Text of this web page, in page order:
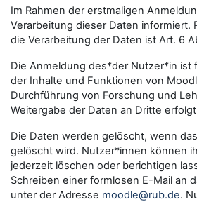
Im Rahmen der erstmaligen
Verarbeitung dieser Daten informiert.
die Verarbeitung der Daten ist Art. 6
Die Anmeldung des*der Nutzer*in ist
der Inhalte und Funktionen von
Durchführung von Forschung und
Weitergabe der Daten an Dritte
Die Daten werden gelöscht, wenn
gelöscht wird. Nutzer*innen können
jederzeit löschen oder berichtigen
Schreiben einer formlosen E-Mail an
unter der Adresse moodle@rub.de.